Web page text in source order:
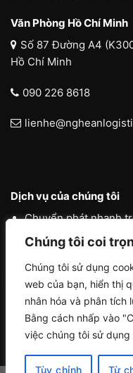
Chúng tôi coi
Chúng tôi sử dụng
web của bạn, hiển thị
nhân hóa và phân tích
Bằng cách nhấp vào
việc chúng tôi sử dụng
Tùy chỉnh Từ
Văn Phòng Hồ Chí Minh
Số 87 Đường A4
Hồ Chí Minh
090 226 8618
Dịch vụ của chúng tôi
Chuyển phát nhanh
Chuyển phát nhanh
Liên vận quốc tế
Logistics vận tải nội